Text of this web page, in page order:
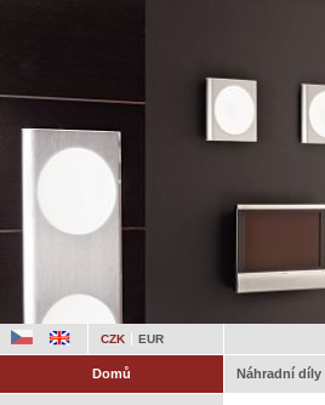
CZK EUR
Domů Náhradní díly